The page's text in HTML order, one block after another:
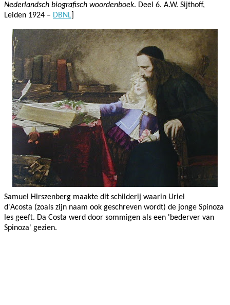
Nederlandsch biografisch woordenboek. Deel 6. A.W. Sijthoff,
Leiden 1924 – DBNL
Samuel Hirszenberg maakte dit schilderij waarin Uriel
d'Acosta (zoals zijn naam ook geschreven wordt) de jonge Spinoza
les geeft. Da Costa werd door sommigen als een 'bederver van
Spinoza' gezien.